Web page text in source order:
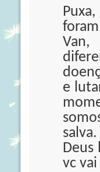
Van,
e
salva.
Deus
vc